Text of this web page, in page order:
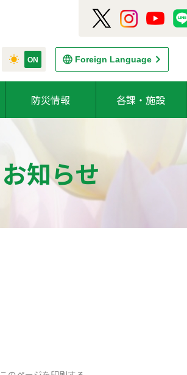
Foreign Language
防災情報 各課・施設
お知らせ